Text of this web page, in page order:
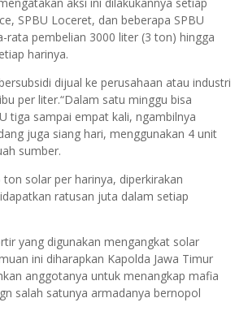
SPBU Loceret, dan beberapa SPBU
rata pembelian 3000 liter (3 ton) hingga
harinya.
dijual ke perusahaan atau industri
per liter.“Dalam satu minggu bisa
tiga sampai empat kali, ngambilnya
juga siang hari, menggunakan 4 unit
sumber.
solar per harinya, diperkirakan
ratusan juta dalam setiap
yang digunakan mengangkat solar
ini diharapkan Kapolda Jawa Timur
anggotanya untuk menangkap mafia
salah satunya armadanya bernopol